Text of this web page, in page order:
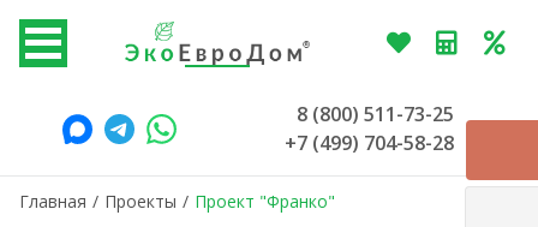
8 (800) 511-73-25
+7 (499) 704-58-28
Главная / Проекты / Проект "Франко"